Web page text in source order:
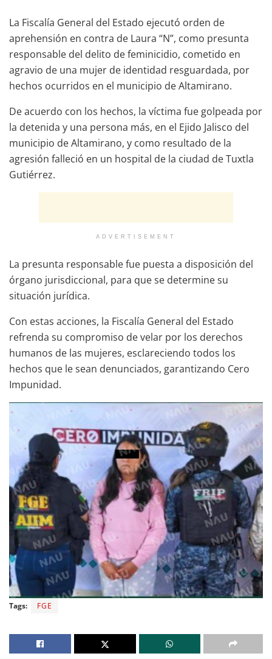
La Fiscalía General del Estado ejecutó orden de
aprehensión en contra de Laura “N”, como presunta
responsable del delito de feminicidio, cometido en
agravio de una mujer de identidad resguardada, por
hechos ocurridos en el municipio de Altamirano.
De acuerdo con los hechos, la víctima fue golpeada por
la detenida y una persona más, en el Ejido Jalisco del
municipio de Altamirano, y como resultado de la
agresión falleció en un hospital de la ciudad de Tuxtla
Gutiérrez.
ADVERTISEMENT
La presunta responsable fue puesta a disposición del
órgano jurisdiccional, para que se determine su
situación jurídica.
Con estas acciones, la Fiscalía General del Estado
refrenda su compromiso de velar por los derechos
humanos de las mujeres, esclareciendo todos los
hechos que le sean denunciados, garantizando Cero
Impunidad.
Tags: FGE